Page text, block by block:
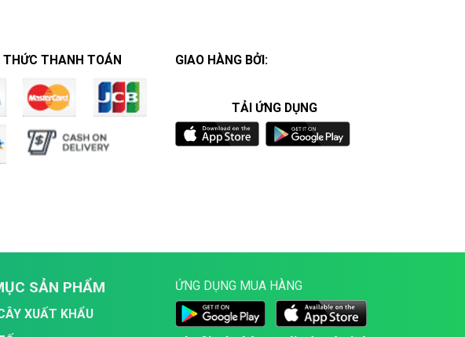
THỨC THANH TOÁN GIAO HÀNG BỞI:
TẢI ỨNG DỤNG
SẢN PHẨM
XUẤT KHẨU
ỨNG DỤNG MUA HÀNG